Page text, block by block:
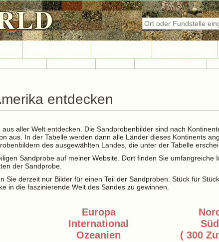
entdecken
aller Welt entdecken. Die Sandprobenbilder sind nach
aus. In der Tabelle werden dann alle Länder dieses Kontinents
des ausgewählten Landes, die unter der Tabelle
Sandprobe auf meiner Website. Dort finden Sie umfangreiche
der Sandprobe.
derzeit nur Bilder für einen Teil der Sandproben. Stück für
in die faszinierende Welt des Sandes zu gewinnen.
Europa
International
Ozeanien ( 300